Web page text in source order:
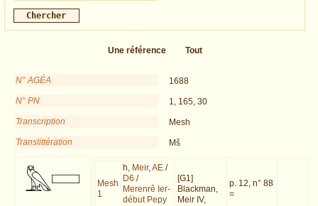
Une référence Tout
N° AGÉA
1688
N° PN
1, 165, 30
Transcription
Mesh
Translittération
Mš
Mesh
1
h, Meir,AE /
D6 /
Merenrê Ier-
début Pepy
[G1]
Blackman,
Meir IV,
p. 12, n° 88
=